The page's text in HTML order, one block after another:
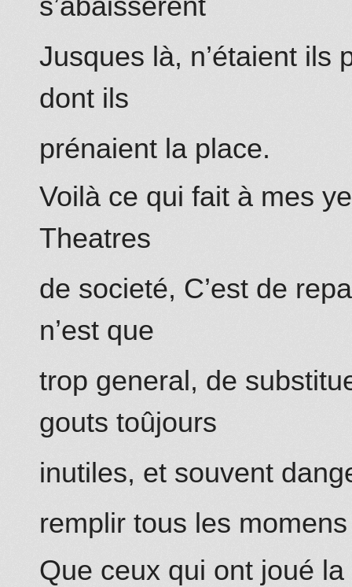
s’abaisserent
Jusques là, n’étaient ils
dont ils
prénaient la place.
Voilà ce qui fait à mes
Theatres
de societé, C’est de
n’est que
trop general, de
gouts toûjours
inutiles, et souvent
remplir tous les
Que ceux qui ont joué